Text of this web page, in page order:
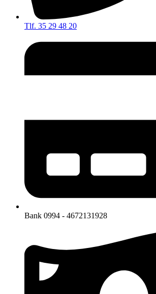
Tlf. 35 29 48 20
Bank 0994 - 4672131928